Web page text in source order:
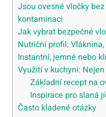
Jsou ovesné vločky
kontaminaci
Jak vybrat bezpečné
Nutriční profil:
Instantní, jemné nebo
Využití v kuchyni:
Základní recept na
Inspirace pro slaná
Často kladené otázky